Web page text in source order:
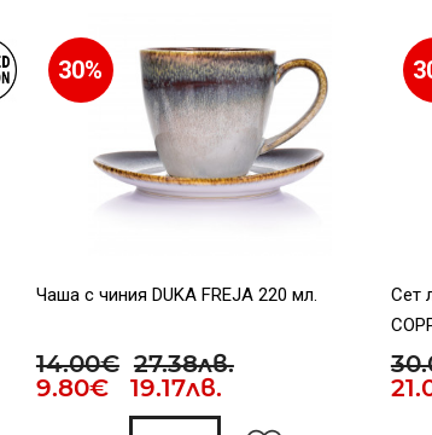
30%
Чаша с чиния DUKA FREJA 220 мл.
14.00€ 27.38лв.
9.80€ 19.17лв.
Сет